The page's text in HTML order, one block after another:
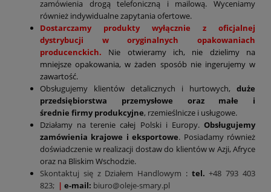
zamówienia drogą telefoniczną i mailową. Wyceniamy
również indywidualne zapytania ofertowe.
Dostarczamy produkty wyłącznie z oficjalnej
dystrybucji w oryginalnych opakowaniach
producenckich. Nie otwieramy ich, nie dzielimy na
mniejsze opakowania, w żaden sposób nie ingerujemy w
zawartość.
Obsługujemy klientów detalicznych i hurtowych, duże
przedsiębiorstwa przemysłowe oraz małe i
średnie firmy produkcyjne, rzemieślnicze i usługowe.
Działamy na terenie całej Polski i Europy. Obsługujemy
zamówienia krajowe i eksportowe. Posiadamy również
doświadczenie w realizacji dostaw do klientów w Azji, Afryce
oraz na Bliskim Wschodzie.
Skontaktuj się z Działem Handlowym : tel.+48 793 403
823; | e-mail: biuro@oleje-smary.pl